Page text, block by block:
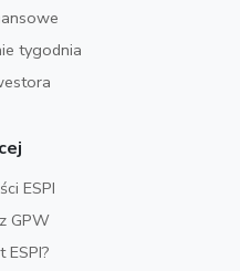
tygodnia
ESPI
GPW
ESPI?